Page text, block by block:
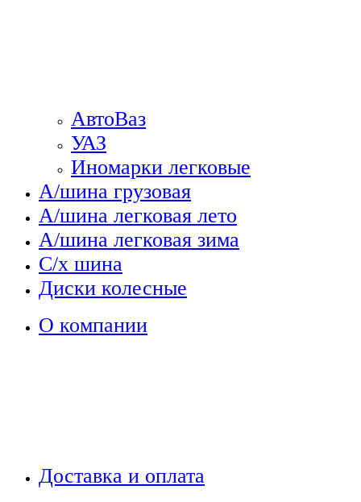
АвтоВаз
УАЗ
Иномарки легковые
А/шина грузовая
А/шина легковая лето
А/шина легковая зима
С/х шина
Диски колесные
О компании
Доставка и оплата